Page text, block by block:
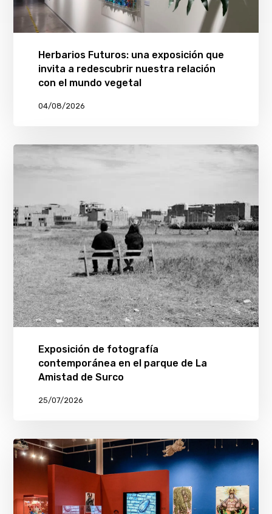
Herbarios Futuros: una exposición que
invita a redescubrir nuestra relación
con el mundo vegetal
04/08/2026
Exposición de fotografía
contemporánea en el parque de La
Amistad de Surco
25/07/2026